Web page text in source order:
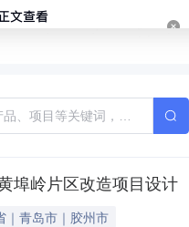
埠岭片区改造项目设计
｜青岛市｜胶州市